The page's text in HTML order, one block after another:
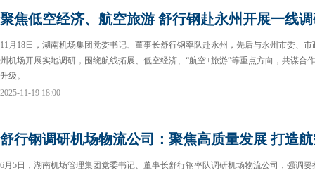
聚焦低空经济、航空旅游 舒行钢赴永州开展一线
11月18日，湖南机场集团党委书记、董事长舒行钢率队赴永州，先后与永州市委、
州机场开展实地调研，围绕航线拓展、低空经济、“航空+旅游”等重点方向，共谋合
升级。
2025-11-19 18:00
舒行钢调研机场物流公司：聚焦高质量发展 打造
6月5日，湖南机场管理集团党委书记、董事长舒行钢率队调研机场物流公司，强调